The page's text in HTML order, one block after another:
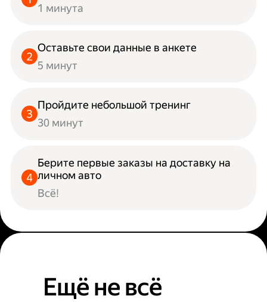
1 минута
Оставьте свои данные в анкете
5 минут
Пройдите небольшой тренинг
30 минут
Берите первые заказы на доставку на
личном авто
Всё!
Ещё не всё